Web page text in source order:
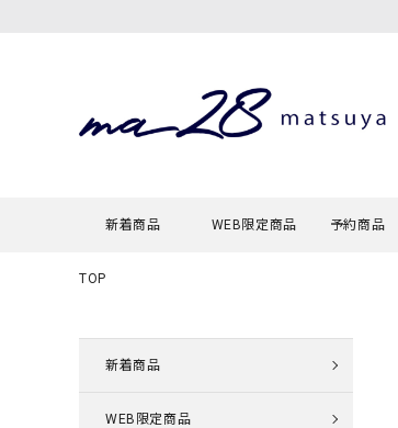
新着商品 WEB限定商品 予約商品
TOP
新着商品
WEB限定商品